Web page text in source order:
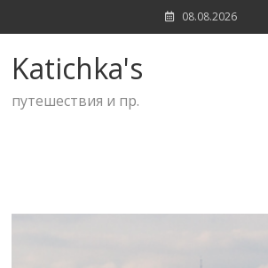
to
08.08.2026
Katichka's
путешествия и пр.